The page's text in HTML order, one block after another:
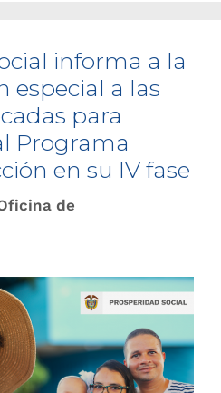
informa a la
especial a las
para
Programa
en su IV fase
de